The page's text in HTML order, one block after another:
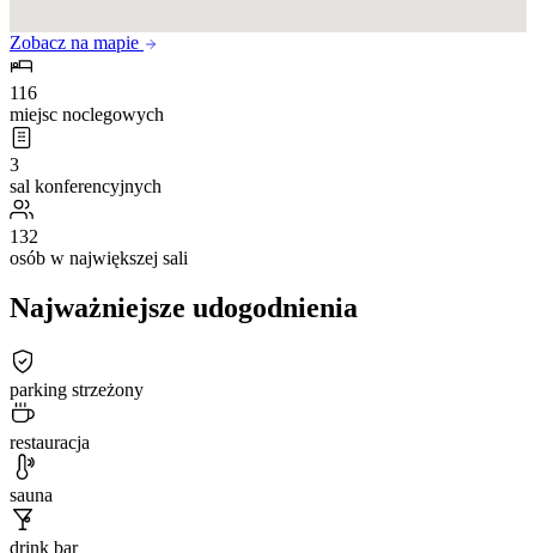
Zobacz na mapie
116
miejsc noclegowych
3
sal konferencyjnych
132
osób w największej sali
Najważniejsze udogodnienia
parking strzeżony
restauracja
sauna
drink bar